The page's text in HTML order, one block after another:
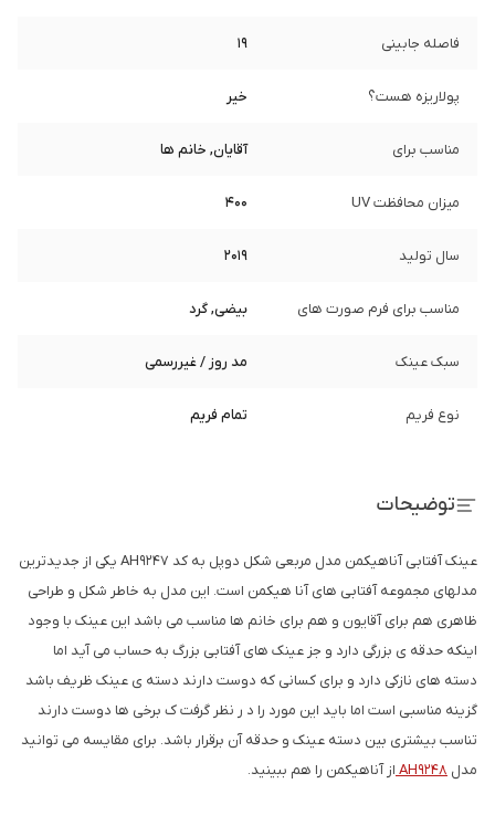
فاصله جابینی 19
پولاریزه هست؟ خیر
مناسب برای آقایان, خانم ها
میزان محافظت UV 400
سال تولید 2019
مناسب برای فرم صورت های بیضی, گرد
سبک عینک مد روز / غیررسمی
نوع فریم تمام فریم
توضیحات
عینک آفتابی آناهیکمن مدل مربعی شکل دوپل به کد AH9247 یکی از جدیدترین
مدلهای مجموعه آفتابی های آنا هیکمن است. این مدل به خاطر شکل و طراحی
ظاهری هم برای آقایون و هم برای خانم ها مناسب می باشد این عینک با وجود
اینکه حدقه ی بزرگی دارد و جز عینک های آفتابی بزرگ به حساب می آید اما
دسته های نازکی دارد و برای کسانی که دوست دارند دسته ی عینک ظریف باشد
گزینه مناسبی است اما باید این مورد را د ر نظر گرفت ک برخی ها دوست دارند
تناسب بیشتری بین دسته عینک و حدقه آن برقرار باشد. برای مقایسه می توانید
مدل AH9248 از آناهیکمن را هم ببینید.